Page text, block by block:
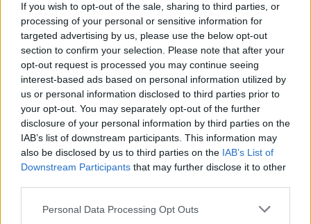
If you wish to opt-out of the sale, sharing to third parties, or
processing of your personal or sensitive information for
targeted advertising by us, please use the below opt-out
section to confirm your selection. Please note that after your
opt-out request is processed you may continue seeing
interest-based ads based on personal information utilized by
us or personal information disclosed to third parties prior to
your opt-out. You may separately opt-out of the further
disclosure of your personal information by third parties on the
IAB’s list of downstream participants. This information may
also be disclosed by us to third parties on the IAB’s List of
Downstream Participants that may further disclose it to other
Please note that this website/app uses one or more Google
Personal Data Processing Opt Outs
Ποια είναι η εντονότερη αγωνία που εκφράζουν σε εσάς οι
πολίτες αυτό το διάστημα;
Είμαι σε διαρκή επικοινωνία με τους συμπολίτες μου και σε
συνεχή συνεργασία με όλους τους επαγγελματικούς κλάδους.
Ο καθένας έχει τις ιδιαίτερες ανησυχίες του: Οι γουναράδες
μας την απαγόρευση εξαγωγών στη Ρωσία, οι αγρότες μας
τις ζημιές λόγω των ακραίων καιρικών φαινομένων, οι